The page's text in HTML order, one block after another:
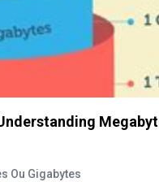
Ou Gigabytes